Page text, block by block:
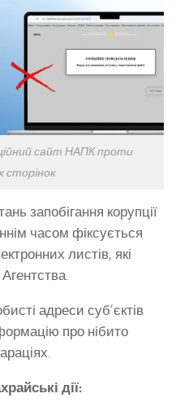
сайт НАПК проти
сторінок
запобігання корупції
часом фіксується
листів, які
адреси суб’єктів
про нібито
дії: